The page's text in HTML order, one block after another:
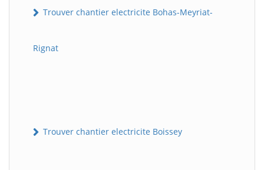
Trouver chantier electricite Bohas-Meyriat-
Rignat
Trouver chantier electricite Boissey